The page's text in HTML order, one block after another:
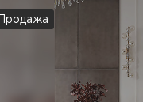
Продажа